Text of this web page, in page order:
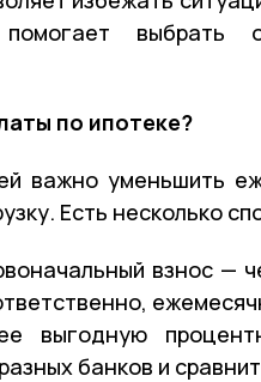
выбрать
по ипотеке?
важно уменьшить
Есть несколько
взнос —
выгодную
банков и